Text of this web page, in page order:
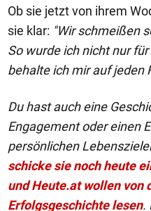
Ob sie jetzt von ihrem
sie klar: "Wir schmeißen
So wurde ich nicht nur
behalte ich mir auf jeden
Du hast auch eine
Engagement oder einen
persönlichen
schicke sie noch heute
und Heute.at wollen von
Erfolgsgeschichte lesen.